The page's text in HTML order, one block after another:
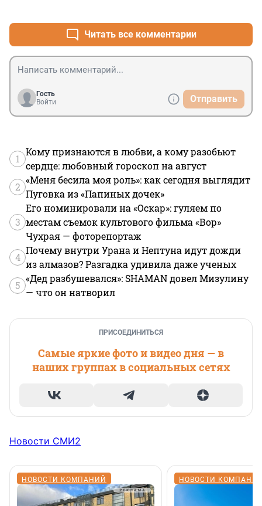
Читать все комментарии
Гость
Войти
Отправить
1
Кому признаются в любви, а кому разобьют
сердце: любовный гороскоп на август
2
«Меня бесила моя роль»: как сегодня выглядит
Пуговка из «Папиных дочек»
3
Его номинировали на «Оскар»: гуляем по
местам съемок культового фильма «Вор»
Чухрая — фоторепортаж
4
Почему внутри Урана и Нептуна идут дожди
из алмазов? Разгадка удивила даже ученых
5
«Дед разбушевался»: SHAMAN довел Мизулину
— что он натворил
ПРИСОЕДИНИТЬСЯ
Самые яркие фото и видео дня — в
наших группах в социальных сетях
Новости СМИ2
НОВОСТИ КОМПАНИЙ НОВОСТИ